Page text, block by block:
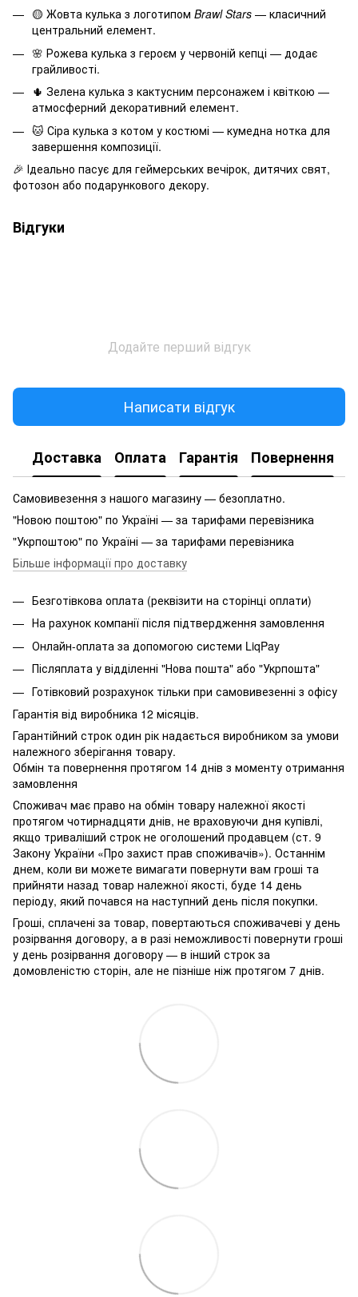
🟡 Жовта кулька з логотипом Brawl Stars — класичний
центральний елемент.
🌸 Рожева кулька з героєм у червоній кепці — додає
грайливості.
🌵 Зелена кулька з кактусним персонажем і квіткою —
атмосферний декоративний елемент.
🐱 Сіра кулька з котом у костюмі — кумедна нотка для
завершення композиції.
🎉 Ідеально пасує для геймерських вечірок, дитячих свят,
фотозон або подарункового декору.
Відгуки
Додайте перший відгук
Написати відгук
Доставка Оплата Гарантія Повернення
Самовивезення з нашого магазину — безоплатно.
"Новою поштою" по Україні — за тарифами перевізника
"Укрпоштою" по Україні — за тарифами перевізника
Більше інформації про доставку
Безготівкова оплата (реквізити на сторінці оплати)
На рахунок компанії після підтвердження замовлення
Онлайн-оплата за допомогою системи LiqPay
Післяплата у відділенні "Нова пошта" або "Укрпошта"
Готівковий розрахунок тільки при самовивезенні з офісу
Гарантія від виробника 12 місяців.
Гарантійний строк один рік надається виробником за умови
належного зберігання товару.
Обмін та повернення протягом 14 днів з моменту отримання
замовлення
Споживач має право на обмін товару належної якості
протягом чотирнадцяти днів, не враховуючи дня купівлі,
якщо триваліший строк не оголошений продавцем (ст. 9
Закону України «Про захист прав споживачів»). Останнім
днем, коли ви можете вимагати повернути вам гроші та
прийняти назад товар належної якості, буде 14 день
періоду, який почався на наступний день після покупки.
Гроші, сплачені за товар, повертаються споживачеві у день
розірвання договору, а в разі неможливості повернути гроші
у день розірвання договору — в інший строк за
домовленістю сторін, але не пізніше ніж протягом 7 днів.